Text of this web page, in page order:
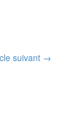
suivant →